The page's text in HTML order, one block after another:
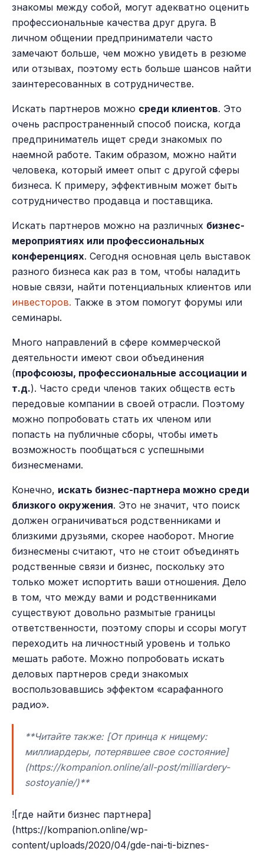
знакомы между собой, могут адекватно оценить
профессиональные качества друг друга. В
личном общении предприниматели часто
замечают больше, чем можно увидеть в резюме
или отзывах, поэтому есть больше шансов найти
заинтересованных в сотрудничестве.
Искать партнеров можно среди клиентов. Это
очень распространенный способ поиска, когда
предприниматель ищет среди знакомых по
наемной работе. Таким образом, можно найти
человека, который имеет опыт с другой сферы
бизнеса. К примеру, эффективным может быть
сотрудничество продавца и поставщика.
Искать партнеров можно на различных бизнес-
мероприятиях или профессиональных
конференциях. Сегодня основная цель выставок
разного бизнеса как раз в том, чтобы наладить
новые связи, найти потенциальных клиентов или
инвесторов. Также в этом помогут форумы или
семинары.
Много направлений в сфере коммерческой
деятельности имеют свои объединения
(профсоюзы, профессиональные ассоциации и
т.д.). Часто среди членов таких обществ есть
передовые компании в своей отрасли. Поэтому
можно попробовать стать их членом или
попасть на публичные сборы, чтобы иметь
возможность пообщаться с успешными
бизнесменами.
Конечно, искать бизнес-партнера можно среди
близкого окружения. Это не значит, что поиск
должен ограничиваться родственниками и
близкими друзьями, скорее наоборот. Многие
бизнесмены считают, что не стоит объединять
родственные связи и бизнес, поскольку это
только может испортить ваши отношения. Дело
в том, что между вами и родственниками
существуют довольно размытые границы
ответственности, поэтому споры и ссоры могут
переходить на личностный уровень и только
мешать работе. Можно попробовать искать
деловых партнеров среди знакомых
воспользовавшись эффектом «сарафанного
радио».
**Читайте также: [От принца к нищему:
миллиардеры, потерявшее свое состояние]
(https://kompanion.online/all-post/milliardery-
sostoyanie/)**
![где найти бизнес партнера]
(https://kompanion.online/wp-
content/uploads/2020/04/gde-nai-ti-biznes-